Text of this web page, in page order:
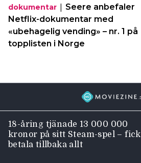
dokumentar | Seere anbefaler
Netflix-dokumentar med
«ubehagelig vending» – nr. 1 på
topplisten i Norge
18-åring tjänade 13 000 000
kronor på sitt Steam-spel – fick
betala tillbaka allt